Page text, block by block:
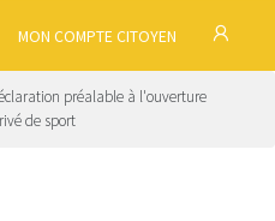
MON COMPTE CITOYEN
préalable à l'ouverture
de sport